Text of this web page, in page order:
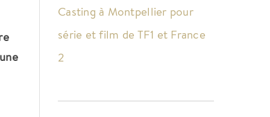
Casting à Montpellier pour
série et film de TF1 et France
2